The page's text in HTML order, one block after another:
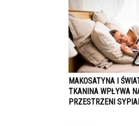
MAKOSATYNA I
TKANINA WPŁYWA
PRZESTRZENI